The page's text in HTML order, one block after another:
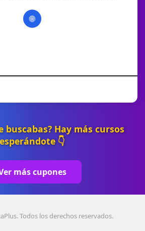
🌐
buscabas? Hay más cursos
esperándote 👇
más cupones
Todos los derechos reservados.